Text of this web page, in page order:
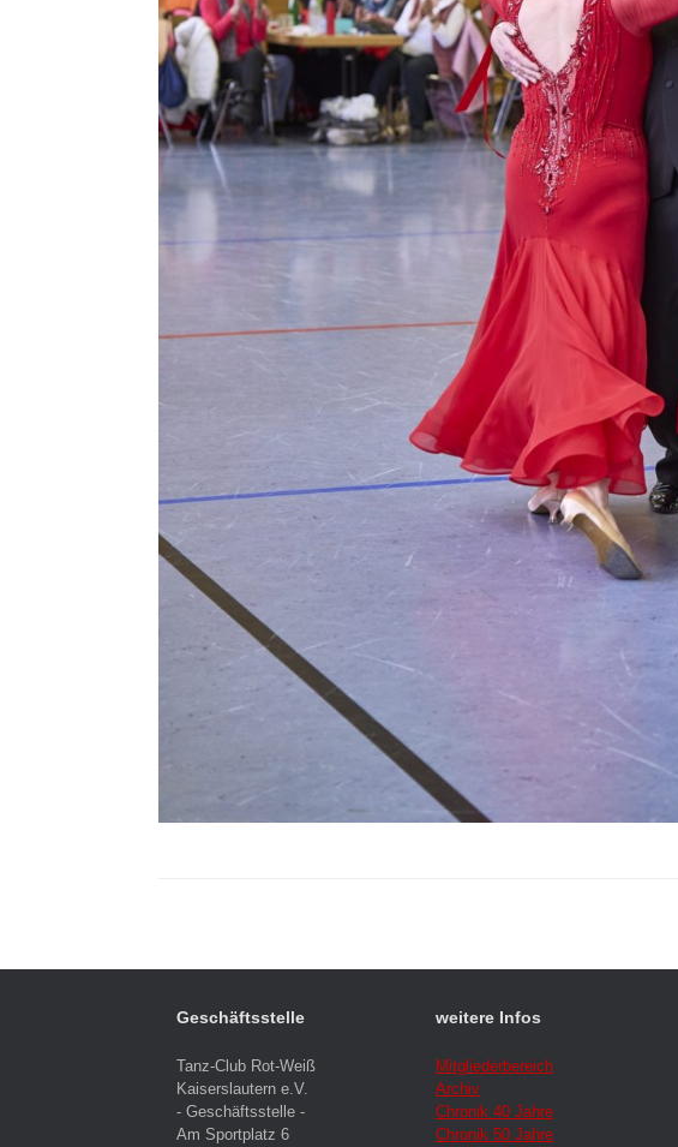
Geschäftsstelle
Tanz-Club Rot-Weiß
Kaiserslautern e.V.
- Geschäftsstelle -
Am Sportplatz 6
weitere Infos
Mitgliederbereich
Archiv
Chronik 40 Jahre
Chronik 50 Jahre